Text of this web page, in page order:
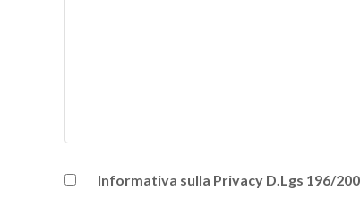
Informativa sulla Privacy D.Lgs 196/